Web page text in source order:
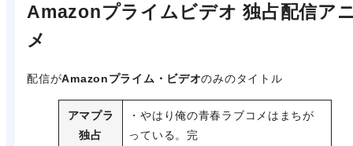
Amazonプライムビデオ 独占配信ア
メ
配信がAmazonプライム・ビデオのみのタイトル
アマプラ
独占
・やはり俺の青春ラブコメはまちが
っている。完